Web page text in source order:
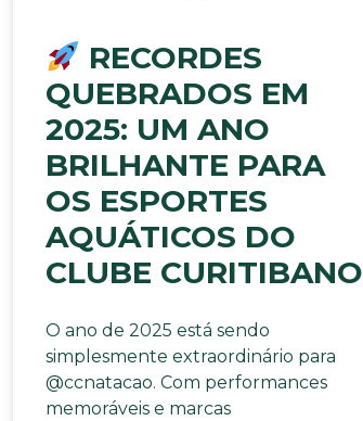
RECORDES
QUEBRADOS EM
2025: UM ANO
BRILHANTE PARA
OS ESPORTES
AQUÁTICOS DO
CLUBE CURITIBANO
O ano de 2025 está sendo
simplesmente extraordinário para
@ccnatacao. Com performances
memoráveis e marcas